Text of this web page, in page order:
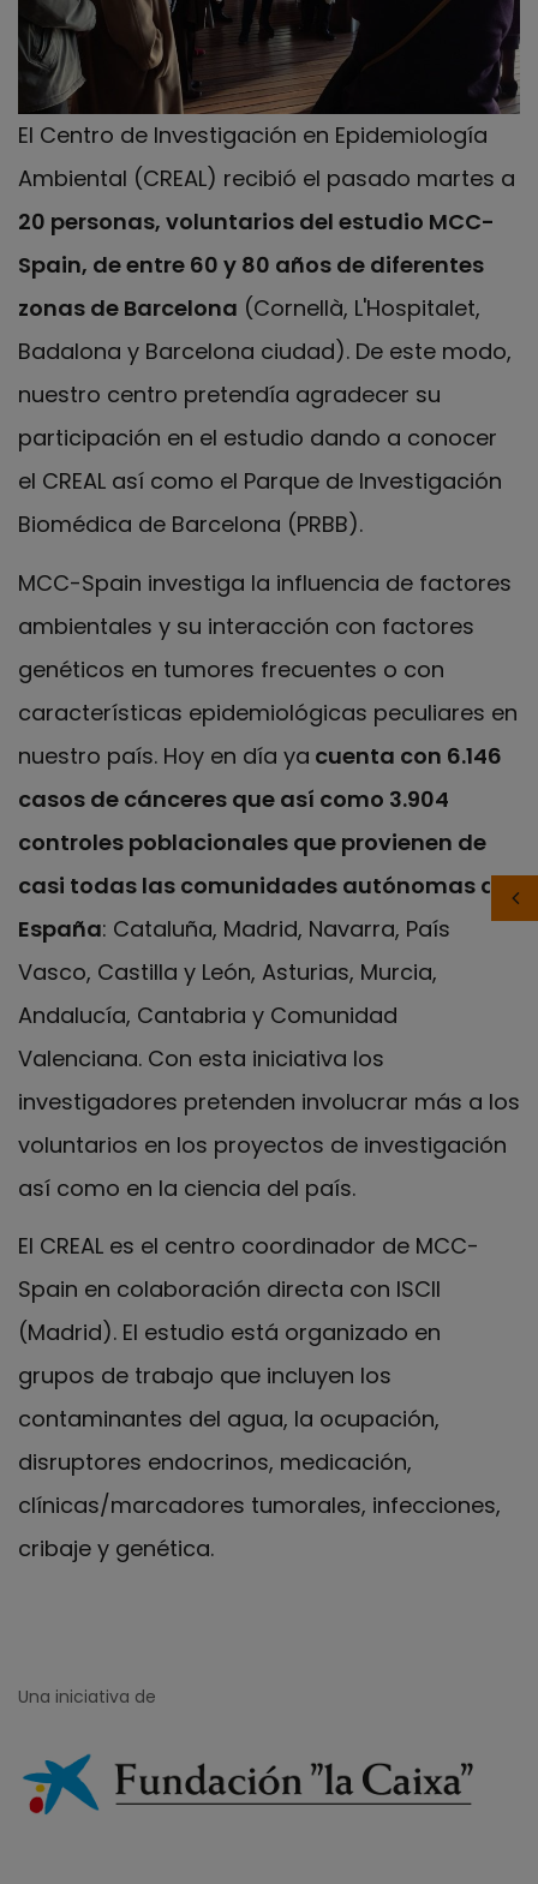
El Centro de Investigación en Epidemiología
Ambiental (CREAL) recibió el pasado martes a
20 personas, voluntarios del estudio MCC-
Spain, de entre 60 y 80 años de diferentes
zonas de Barcelona (Cornellà, L'Hospitalet,
Badalona y Barcelona ciudad). De este modo,
nuestro centro pretendía agradecer su
participación en el estudio dando a conocer
el CREAL así como el Parque de Investigación
Biomédica de Barcelona (PRBB).
MCC-Spain investiga la influencia de factores
ambientales y su interacción con factores
genéticos en tumores frecuentes o con
características epidemiológicas peculiares en
nuestro país. Hoy en día ya cuenta con 6.146
casos de cánceres que así como 3.904
controles poblacionales que provienen de
casi todas las comunidades autónomas de
España: Cataluña, Madrid, Navarra, País
Vasco, Castilla y León, Asturias, Murcia,
Andalucía, Cantabria y Comunidad
Valenciana. Con esta iniciativa los
investigadores pretenden involucrar más a los
voluntarios en los proyectos de investigación
así como en la ciencia del país.
El CREAL es el centro coordinador de MCC-
Spain en colaboración directa con ISCII
(Madrid). El estudio está organizado en
grupos de trabajo que incluyen los
contaminantes del agua, la ocupación,
disruptores endocrinos, medicación,
clínicas/marcadores tumorales, infecciones,
cribaje y genética.
Una iniciativa de